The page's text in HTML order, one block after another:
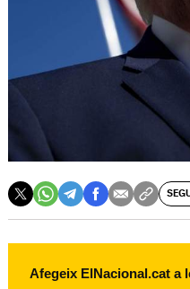
Afegeix ElNacional.cat a